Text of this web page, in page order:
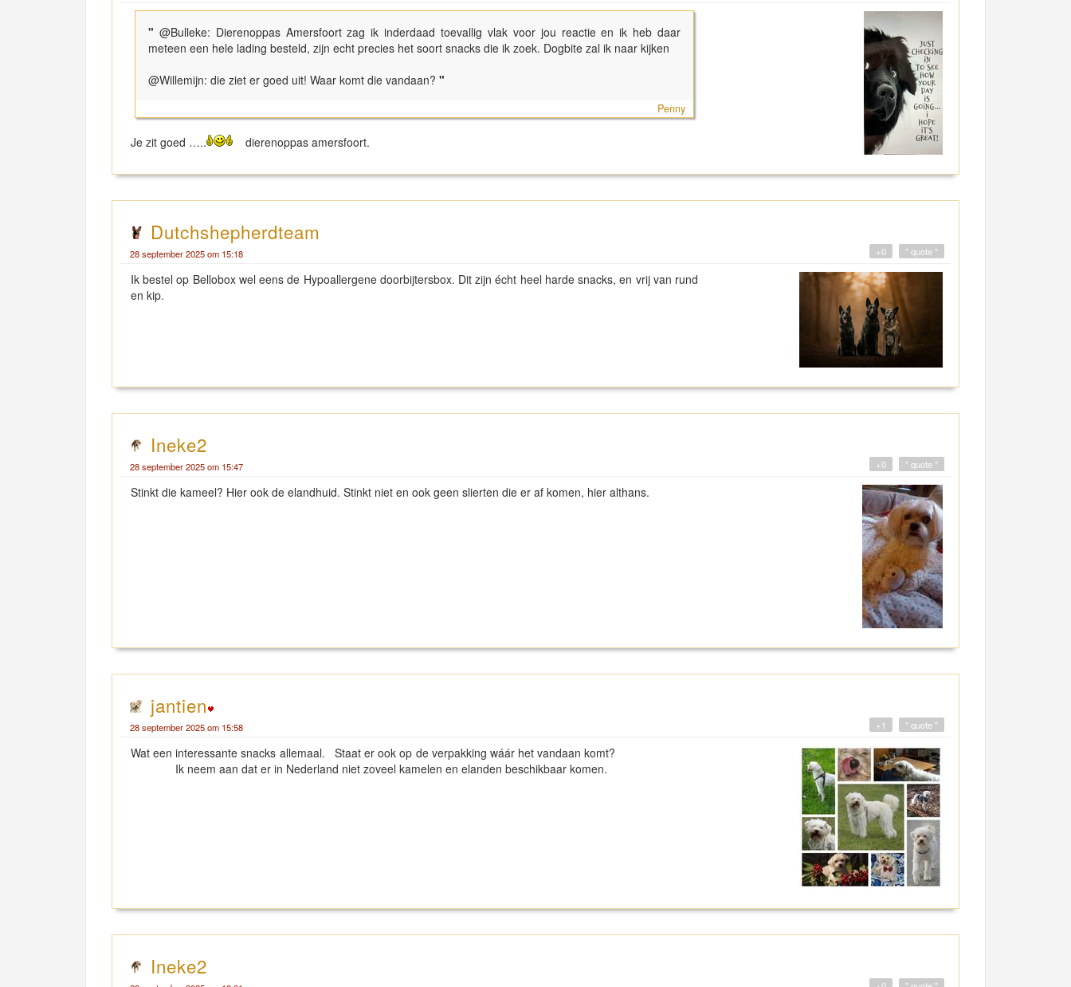
" @Bulleke: Dierenoppas Amersfoort zag ik inderdaad toevallig vlak voor jou reactie en ik heb daar
meteen een hele lading besteld, zijn echt precies het soort snacks die ik zoek. Dogbite zal ik naar kijken
@Willemijn: die ziet er goed uit! Waar komt die vandaan? "
Penny
Je zit goed ….. dierenoppas amersfoort.
Dutchshepherdteam
28 september 2025 om 15:18 " quote "
+0
Ik bestel op Bellobox wel eens de Hypoallergene doorbijtersbox. Dit zijn écht heel harde snacks, en vrij van rund
en kip.
Ineke2
28 september 2025 om 15:47 " quote "
+0
Stinkt die kameel? Hier ook de elandhuid. Stinkt niet en ook geen slierten die er af komen, hier althans.
jantien
28 september 2025 om 15:58 " quote "
+1
Wat een interessante snacks allemaal. Staat er ook op de verpakking wáár het vandaan komt?
Ik neem aan dat er in Nederland niet zoveel kamelen en elanden beschikbaar komen.
Ineke2